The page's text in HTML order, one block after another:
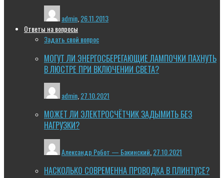
admin 26.11.2013
Ответы на вопросы
Задать свой вопрос
МОГУТ ЛИ ЭНЕРГОСБЕРЕГАЮЩИЕ ЛАМПОЧКИ ПАХНУТЬ
В ЛЮСТРЕ ПРИ ВКЛЮЧЕНИИ СВЕТА?
admin 27.10.2021
МОЖЕТ ЛИ ЭЛЕКТРОСЧЁТЧИК ЗАДЫМИТЬ БЕЗ
НАГРУЗКИ?
Александр Робот — Бакинский 27.10.2021
НАСКОЛЬКО СОВРЕМЕННА ПРОВОДКА В ПЛИНТУСЕ?